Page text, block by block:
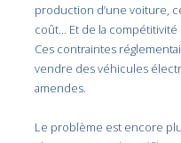
production d’une voiture,
coût… Et de la compétitivité
Ces contraintes
vendre des véhicules
amendes.
Le problème est encore